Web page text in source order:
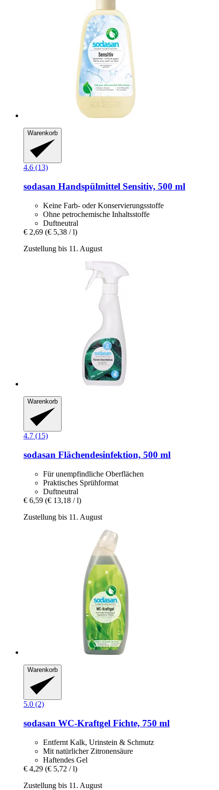
Warenkorb
4.6 (13)
sodasan Handspülmittel Sensitiv, 500 ml
Keine Farb- oder Konservierungsstoffe
Ohne petrochemische Inhaltsstoffe
Duftneutral
€ 2,69 (€ 5,38 / l)
Zustellung bis 11. August
Warenkorb
4.7 (15)
sodasan Flächendesinfektion, 500 ml
Für unempfindliche Oberflächen
Praktisches Sprühformat
Duftneutral
€ 6,59 (€ 13,18 / l)
Zustellung bis 11. August
Warenkorb
5.0 (2)
sodasan WC-​Kraftgel Fichte, 750 ml
Entfernt Kalk, Urinstein & Schmutz
Mit natürlicher Zitronensäure
Haftendes Gel
€ 4,29 (€ 5,72 / l)
Zustellung bis 11. August